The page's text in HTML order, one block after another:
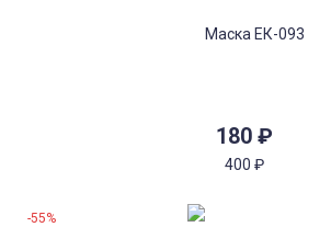
180 ₽
400 ₽
-55%